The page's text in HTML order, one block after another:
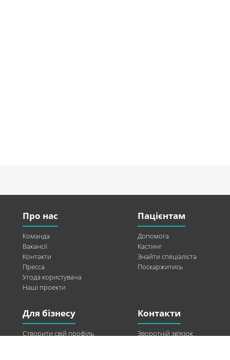
Про нас
Команда
Вакансії
Контакти
Пресса
Угода користувача
Наші проекти
Пацієнтам
Допомога
Кастинг
Знайти спеціаліста
Поскаржитись
Для бізнесу
Створити свій профіль
Контакти
Зворотній зв’язок